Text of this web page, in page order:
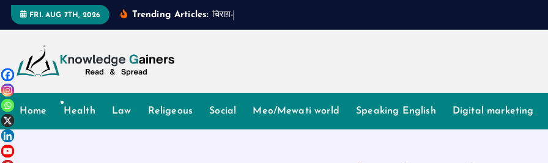
t
o
c
o
n
t
FRI. AUG 7TH, 2026 Trending Articles: चरग-
Read & Spread
Home Health Law Religeous Social Meo/Mewati world Speaking English Digital marketing